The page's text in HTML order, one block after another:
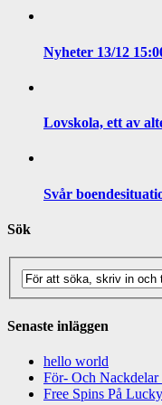
Nyheter 13/12
Lovskola, ett av
Svår
Sök
Senaste inläggen
hello world
För- Och
Free Spins På